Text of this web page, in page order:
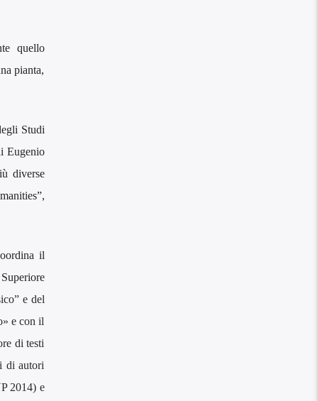
quello
pianta,
Studi
Eugenio
diverse
il
e del
e con il
di testi
di autori
2014) e